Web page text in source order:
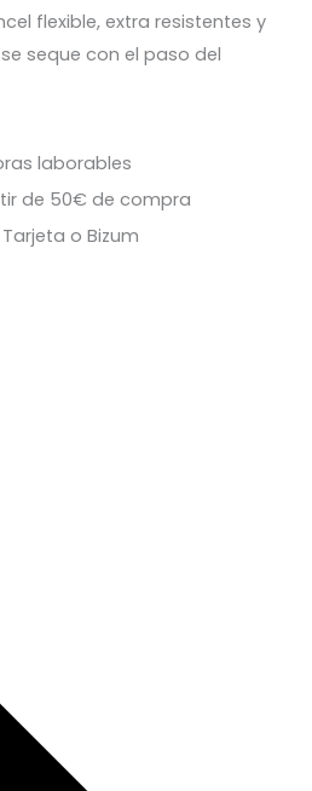
flexible, extra resistentes y
seque con el paso del
laborables
de 50€ de compra
o Bizum